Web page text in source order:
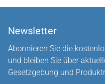
Newsletter
Abonnieren Sie die
und bleiben Sie über
Gesetzgebung und